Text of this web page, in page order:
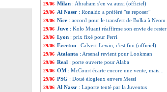
29/06 Milan : Abraham s'en va aussi (officiel)
29/06 Al Nassr : Ronaldo a préféré "se reposer"
29/06 Nice : accord pour le transfert de Bulka à Neom
29/06 Juve : Kolo Muani réaffirme son envie de rester
29/06 Lyon : prix fixé pour Perri
29/06 Everton : Calvert-Lewin, c'est fini (officiel)
29/06 Atalanta : Arsenal revient pour Lookman
29/06 Real : porte ouverte pour Alaba
29/06 OM : McCourt écarte encore une vente, mais...
29/06 PSG : Doué élogieux envers Messi
29/06 Al Nassr : Laporte tenté par la Juventus